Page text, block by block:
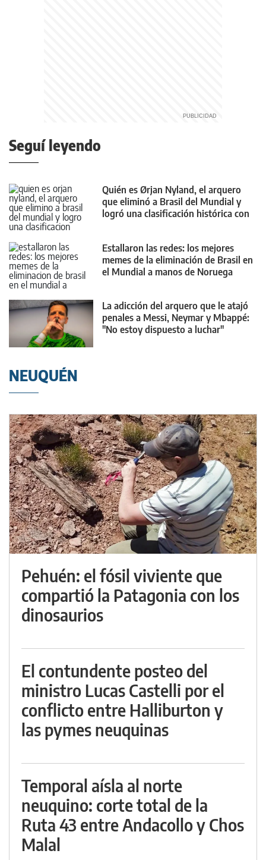
Seguí leyendo
Quién es Ørjan Nyland, el arquero
que eliminó a Brasil del Mundial y
logró una clasificación histórica con
Estallaron las redes: los mejores
memes de la eliminación de Brasil en
el Mundial a manos de Noruega
La adicción del arquero que le atajó
penales a Messi, Neymar y Mbappé:
"No estoy dispuesto a luchar"
NEUQUÉN
Pehuén: el fósil viviente que
compartió la Patagonia con los
dinosaurios
El contundente posteo del
ministro Lucas Castelli por el
conflicto entre Halliburton y
las pymes neuquinas
Temporal aísla al norte
neuquino: corte total de la
Ruta 43 entre Andacollo y Chos
Malal